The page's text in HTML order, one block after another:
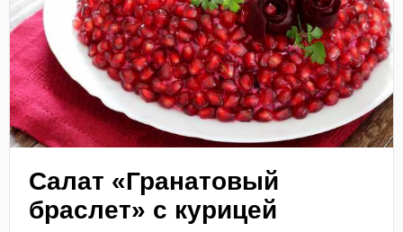
Салат «Гранатовый
браслет» с курицей